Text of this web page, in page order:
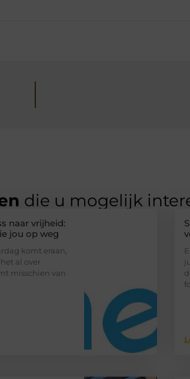
die u mogelijk
naar vrijheid:
jou op weg
komt eraan,
al over
misschien van